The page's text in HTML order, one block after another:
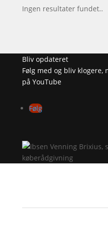
Ingen resultater fundet..
Bliv opdateret
Følg med og bliv
på YouTube
Følg